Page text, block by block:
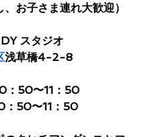
お子さま連れ大歓迎）
スタジオ
浅草橋4-2-8
：50〜11：50
：50〜11：50